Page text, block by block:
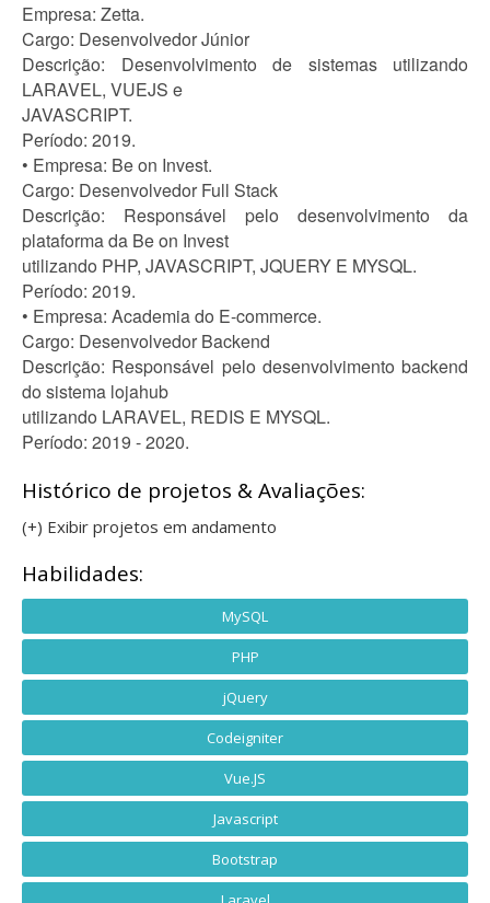
Empresa: Zetta.
Cargo: Desenvolvedor Júnior
Descrição: Desenvolvimento de sistemas utilizando
LARAVEL, VUEJS e
JAVASCRIPT.
Período: 2019.
• Empresa: Be on Invest.
Cargo: Desenvolvedor Full Stack
Descrição: Responsável pelo desenvolvimento da
plataforma da Be on Invest
utilizando PHP, JAVASCRIPT, JQUERY E MYSQL.
Período: 2019.
• Empresa: Academia do E-commerce.
Cargo: Desenvolvedor Backend
Descrição: Responsável pelo desenvolvimento backend
do sistema lojahub
utilizando LARAVEL, REDIS E MYSQL.
Período: 2019 - 2020.
Histórico de projetos & Avaliações:
(+) Exibir projetos em andamento
Habilidades:
MySQL
PHP
jQuery
Codeigniter
Vue.JS
Javascript
Bootstrap